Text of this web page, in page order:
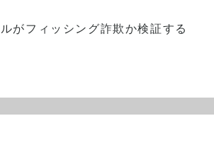
がフィッシング詐欺か検証する